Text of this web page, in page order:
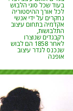
בעוד שכל סוגי הלבוש
לכל אורך ההיסטוריה
נחקרים על ידי אנשי
אקדמיה בתחום עיצוב
התלבושות,
רקבגדים שנוצרו
לאחר 1858 הם לבוש
שנכנס לגדר עיצוב
אופנה